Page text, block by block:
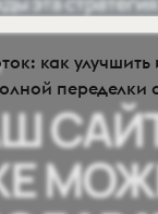
как улучшить
переделки